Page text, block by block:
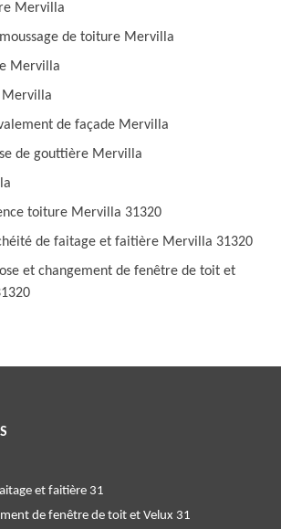
Mervilla
de toiture Mervilla
Mervilla
Mervilla
de façade Mervilla
de gouttière Mervilla
toiture Mervilla 31320
de faitage et faitière Mervilla 31320
et changement de fenêtre de toit et
et faitière 31
de fenêtre de toit et Velux 31